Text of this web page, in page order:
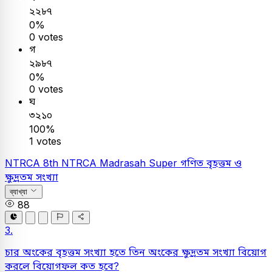
২২৮৭
0%
0 votes
গ
২৯৮৭
0%
0 votes
ঘ
৩২১০
100%
1 votes
NTRCA 8th NTRCA Madrasah Super গণিত বৃহত্তম ও
ক্ষুদ্রতম সংখ্যা
ব্যাখ্যা
88
3.
চার অংকের বৃহত্তম সংখ্যা হতে তিন অংকের ক্ষুদ্রতম সংখ্যা বিয়োগ
করলে বিয়োগফল কত হবে?